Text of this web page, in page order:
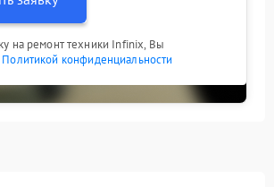
на ремонт техники Infinix, Вы
Политикой конфиденциальности